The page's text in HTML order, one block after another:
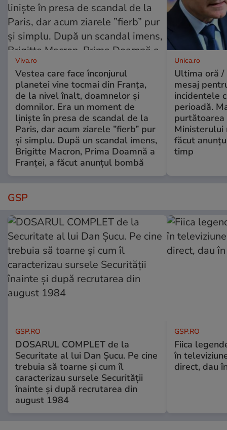
Viva.ro
Vestea care face înconjurul
planetei vine tocmai din Franța,
de la nivel înalt, doamnelor și
domnilor. Era un moment de
liniște în presa de scandal de la
Paris, dar acum ziarele ”fierb” pur
și simplu. După un scandal imens,
Brigitte Macron, Prima Doamnă a
Franței, a făcut anunțul bombă
Unica.ro
Ultima oră /
mesaj
incidentele
perioadă.
purtătoarea
Ministerului
făcut
timp
GSP
GSP.RO
DOSARUL COMPLET de la
Securitate al lui Dan Șucu. Pe cine
trebuia să toarne și cum îl
caracterizau sursele Securității
înainte și după recrutarea din
august 1984
GSP.RO
Fiica
în
direct, dau